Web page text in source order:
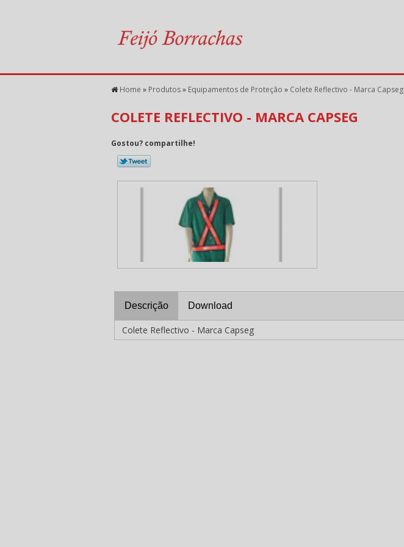
Home » Produtos» Equipamentos de Proteção » Colete Reflectivo - Marca Capseg
COLETE REFLECTIVO - MARCA CAPSEG
Gostou? compartilhe!
Descrição Download
Colete Reflectivo - Marca Capseg